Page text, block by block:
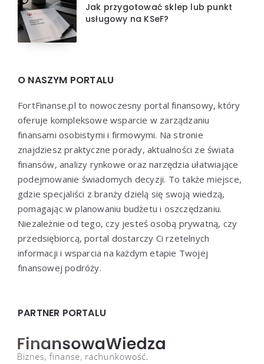
Jak przygotować sklep lub punkt
usługowy na KSeF?
O NASZYM PORTALU
FortFinanse.pl to nowoczesny portal finansowy, który
oferuje kompleksowe wsparcie w zarządzaniu
finansami osobistymi i firmowymi. Na stronie
znajdziesz praktyczne porady, aktualności ze świata
finansów, analizy rynkowe oraz narzędzia ułatwiające
podejmowanie świadomych decyzji. To także miejsce,
gdzie specjaliści z branży dzielą się swoją wiedzą,
pomagając w planowaniu budżetu i oszczędzaniu.
Niezależnie od tego, czy jesteś osobą prywatną, czy
przedsiębiorcą, portal dostarczy Ci rzetelnych
informacji i wsparcia na każdym etapie Twojej
finansowej podróży.
PARTNER PORTALU